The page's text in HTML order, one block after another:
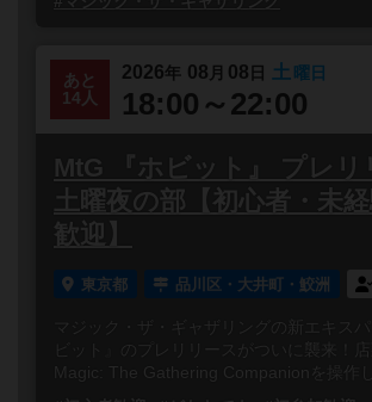
あと
14人
2026年 08 月 08 日 土 曜日
18:00～22:00
MtG 『ホビット』 プレリ
土曜夜の部【初心者・未
歓迎】
東京都 品川区・大井町・鮫洲
マジック・ザ・ギャザリングの新エキスパ
ビット』のプレリリースがついに襲来！店
Magic: The Gathering Companionを操作し